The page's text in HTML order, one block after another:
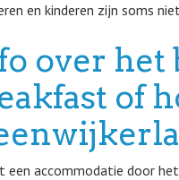
en kinderen zijn soms
over het
of
een accommodatie door